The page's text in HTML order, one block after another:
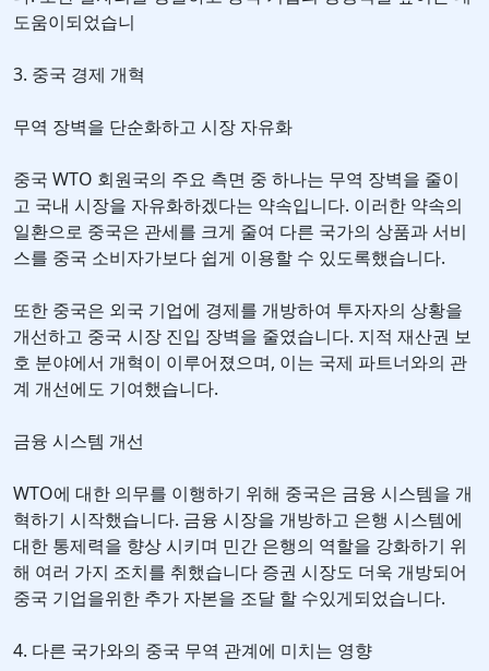
도움이되었습니
3. 중국 경제 개혁
무역 장벽을 단순화하고 시장 자유화
중국 WTO 회원국의 주요 측면 중 하나는 무역 장벽을 줄이
고 국내 시장을 자유화하겠다는 약속입니다. 이러한 약속의
일환으로 중국은 관세를 크게 줄여 다른 국가의 상품과 서비
스를 중국 소비자가보다 쉽게 이용할 수 있도록했습니다.
또한 중국은 외국 기업에 경제를 개방하여 투자자의 상황을
개선하고 중국 시장 진입 장벽을 줄였습니다. 지적 재산권 보
호 분야에서 개혁이 이루어졌으며, 이는 국제 파트너와의 관
계 개선에도 기여했습니다.
금융 시스템 개선
WTO에 대한 의무를 이행하기 위해 중국은 금융 시스템을 개
혁하기 시작했습니다. 금융 시장을 개방하고 은행 시스템에
대한 통제력을 향상 시키며 민간 은행의 역할을 강화하기 위
해 여러 가지 조치를 취했습니다 증권 시장도 더욱 개방되어
중국 기업을위한 추가 자본을 조달 할 수있게되었습니다.
4. 다른 국가와의 중국 무역 관계에 미치는 영향